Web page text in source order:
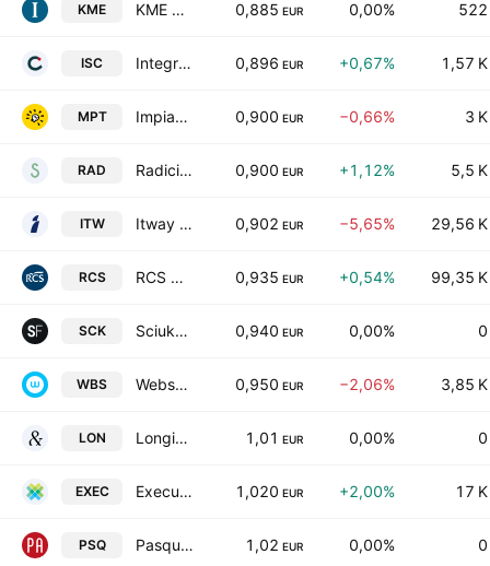
KME KME Group S.p.A. 0,885 EUR 0,00% 522
ISC Integrated System Credit Consulting Fintech S.p.A. 0,896 EUR +0,67% 1,57 K
MPT Impianti S.P.A 0,900 EUR −0,66% 3 K
RAD Radici Pietro Industries & Brands SpA 0,900 EUR +1,12% 5,5 K
ITW Itway S.p.A. 0,902 EUR −5,65% 29,56 K
RCS RCS MediaGroup S.p.A. 0,935 EUR +0,54% 99,35 K
SCK Sciuker Frames SpA 0,940 EUR 0,00% 0
WBS Websolute SpA 0,950 EUR −2,06% 3,85 K
LON Longino & Cardenal SpA 1,01 EUR 0,00% 0
EXEC Execus S.P.A. 1,020 EUR +2,00% 17 K
PSQ Pasquarelli Auto SpA 1,02 EUR 0,00% 0